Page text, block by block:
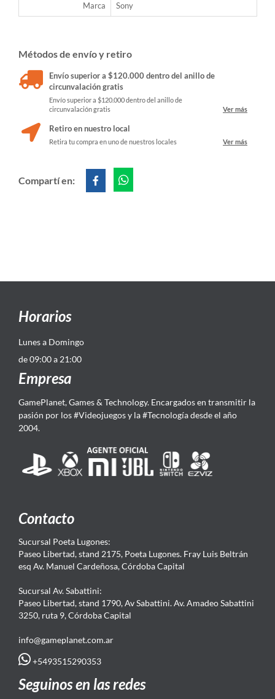
Marca Sony
Métodos de envío y retiro
Envío superior a $120.000 dentro del anillo de
circunvalación gratis
Envío superior a $120.000 dentro del anillo de
circunvalación gratis
Ver más
Retiro en nuestro local
Retira tu compra en uno de nuestros locales Ver más
Compartí en:
Horarios
Lunes a Domingo
de 09:00 a 21:00
Empresa
GamePlanet, Games & Technology. Encargados en transmitir la
pasión por los #Videojuegos y la #Tecnología desde el año
2004.
Contacto
Sucursal Poeta Lugones:
Paseo Libertad, stand 2175, Poeta Lugones. Fray Luis Beltrán
esq Av. Manuel Cardeñosa, Córdoba Capital
Sucursal Av. Sabattini:
Paseo Libertad, stand 1790, Av Sabattini. Av. Amadeo Sabattini
3250, ruta 9, Córdoba Capital
info@gameplanet.com.ar
+5493515290353
Seguinos en las redes